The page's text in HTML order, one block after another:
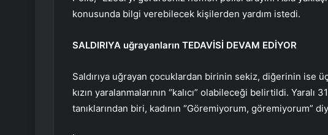
konusunda bilgi verebilecek kişilerden yardım istedi.
SALDIRIYA uğrayanların TEDAVİSİ DEVAM EDİYOR
Saldırıya uğrayan çocuklardan birinin sekiz, diğerinin ise
kızın yaralanmalarının “kalıcı” olabileceği belirtildi. Yaralı
tanıklarından biri, kadının “Göremiyorum, göremiyorum”